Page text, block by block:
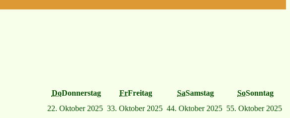
DoDonnerstag FrFreitag SaSamstag SoSonntag
22. Oktober 2025 33. Oktober 2025 44. Oktober 2025 55. Oktober 2025